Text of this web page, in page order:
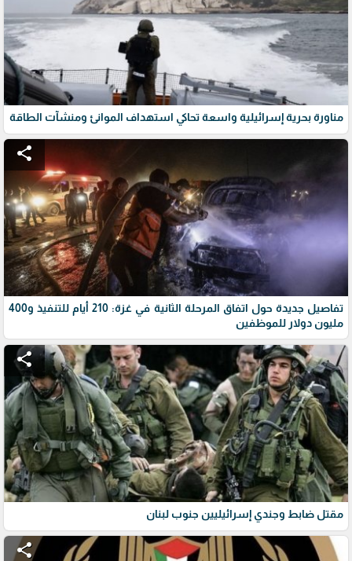
مناورة بحرية إسرائيلية واسعة تحاكي استهداف الموانئ ومنشآت الطاقة
share
تفاصيل جديدة حول اتفاق المرحلة الثانية في غزة: 210 أيام للتنفيذ و400
مليون دولار للموظفين
share
مقتل ضابط وجندي إسرائيليين جنوب لبنان
share